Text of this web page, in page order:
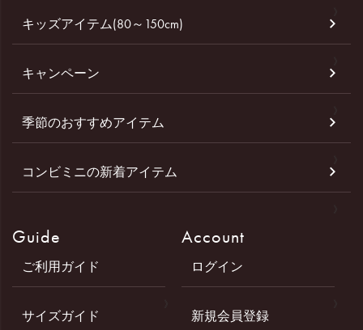
キッズアイテム(80～150cm)
キャンペーン
季節のおすすめアイテム
コンビミニの新着アイテム
Guide
ご利用ガイド
サイズガイド
Account
ログイン
新規会員登録